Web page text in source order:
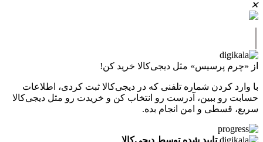
پرسیس» مثل دیجی‌کالا خرید کن!
شماره تلفنی که در دیجی‌کالا ثبت کردی، اطلاعات
ببین، آدرست رو انتخاب کن و خریدت رو مثل دیجی‌کالا
و امن انجام بده.